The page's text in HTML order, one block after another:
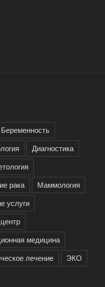
Беременность
Диагностика
рака
Маммология
услуги
медицина
лечение ЭКО